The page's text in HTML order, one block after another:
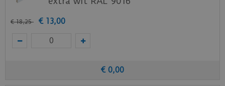
€ 18,25 € 13,00
€ 0,00